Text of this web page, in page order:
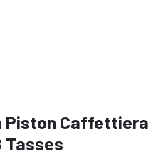
Piston Caffettiera
Tasses